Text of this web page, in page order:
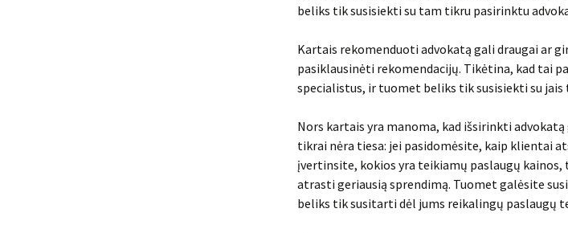
beliks tik susisiekti su tam tikru pasirinktu
Kartais rekomenduoti advokatą gali draugai ar
pasiklausinėti rekomendacijų. Tikėtina, kad tai
specialistus, ir tuomet beliks tik susisiekti su
Nors kartais yra manoma, kad išsirinkti
tikrai nėra tiesa: jei pasidomėsite, kaip klientai
įvertinsite, kokios yra teikiamų paslaugų
atrasti geriausią sprendimą. Tuomet galėsite
beliks tik susitarti dėl jums reikalingų paslaugų